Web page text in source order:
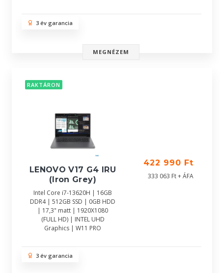
3 év garancia
MEGNÉZEM
RAKTÁRON
LENOVO V17 G4 IRU
(Iron Grey)
Intel Core i7-13620H | 16GB
DDR4 | 512GB SSD | 0GB HDD
| 17,3" matt | 1920X1080
(FULL HD) | INTEL UHD
Graphics | W11 PRO
422 990 Ft
333 063 Ft + ÁFA
3 év garancia